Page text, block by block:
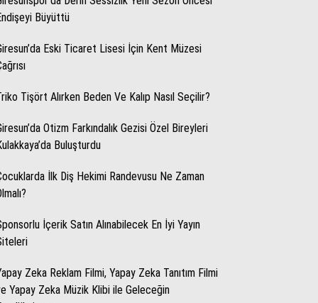
Facebook
Büyüttü
Eski Ticaret Lisesi İçin Kent Müzesi
Tişört Alırken Beden Ve Kalıp Nasıl Seçilir?
Otizm Farkındalık Gezisi Özel Bireyleri
Buluşturdu
İlk Diş Hekimi Randevusu Ne Zaman
İçerik Satın Alınabilecek En İyi Yayın
Zeka Reklam Filmi, Yapay Zeka Tanıtım Filmi
Yapay Zeka Müzik Klibi ile Geleceğin